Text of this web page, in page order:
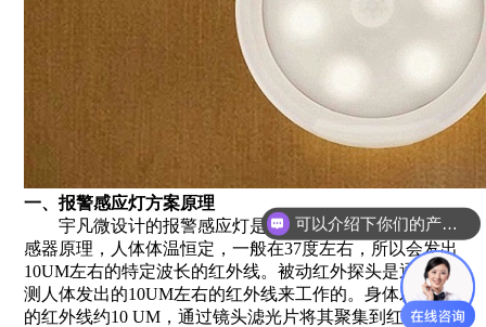
一、报警感应灯方案原理
宇凡微设计的报警感应灯是采用了人体热释电红外传
感器原理，人体体温恒定，一般在37度左右，所以会发出
10UM左右的特定波长的红外线。被动红外探头是通过检
测人体发出的10UM左右的红外线来工作的。身体发射出
的红外线约10 UM，通过镜头滤光片将其聚集到红外传感
可以介绍下你们的产品么？